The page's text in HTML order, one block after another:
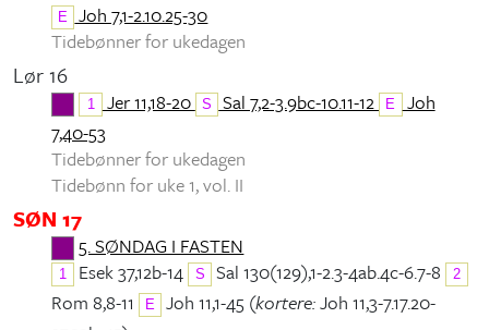
E
Joh 7,1-2.10.25-30
Tidebønner for ukedagen
Lør 16
1 Jer 11,18-20 S Sal 7,2-3.9bc-10.11-12 E
Joh
7,40-53
Tidebønner for ukedagen
Tidebønn for uke 1, vol. II
SØN 17
5. SØNDAG I FASTEN
1 Esek 37,12b-14 S Sal 130(129),1-2.3-4ab.4c-6.7-8 2
Rom 8,8-11 E Joh 11,1-45 (kortere:Joh 11,3-7.17.20-